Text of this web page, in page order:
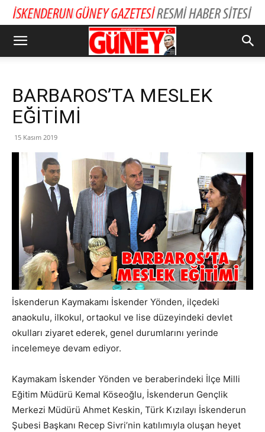
BARBAROS’TA MESLEK
EĞİTİMİ
15 Kasım 2019
İskenderun Kaymakamı İskender Yönden, ilçedeki
anaokulu, ilkokul, ortaokul ve lise düzeyindeki devlet
okulları ziyaret ederek, genel durumlarını yerinde
incelemeye devam ediyor.
Kaymakam İskender Yönden ve beraberindeki İlçe Milli
Eğitim Müdürü Kemal Köseoğlu, İskenderun Gençlik
Merkezi Müdürü Ahmet Keskin, Türk Kızılayı İskenderun
Şubesi Başkanı Recep Sivri’nin katılımıyla oluşan heyet